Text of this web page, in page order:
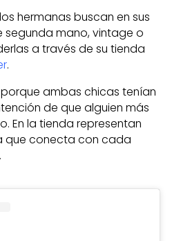
hermanas buscan en sus
segunda mano, vintage o
a través de su tienda
.
ambas chicas tenían
de que alguien más
En la tienda representan
que conecta con cada